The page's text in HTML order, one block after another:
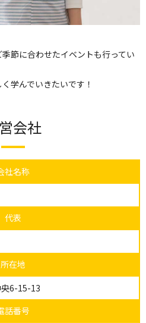
節に合わせたイベントも行ってい
学んでいきたいです！
会社
社名称
代表
所在地
6-15-13
話番号